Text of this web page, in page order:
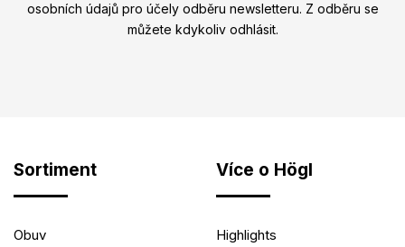
osobních údajů pro účely odběru newsletteru. Z odběru se
můžete kdykoliv odhlásit.
Sortiment
Obuv
Více o Högl
Highlights